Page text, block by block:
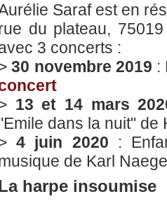
Saraf est en
du plateau,
3 concerts :
30 novembre 2019 :
13 et 14 mars
dans la nuit" de
4 juin 2020 :
de Karl
harpe insoumise